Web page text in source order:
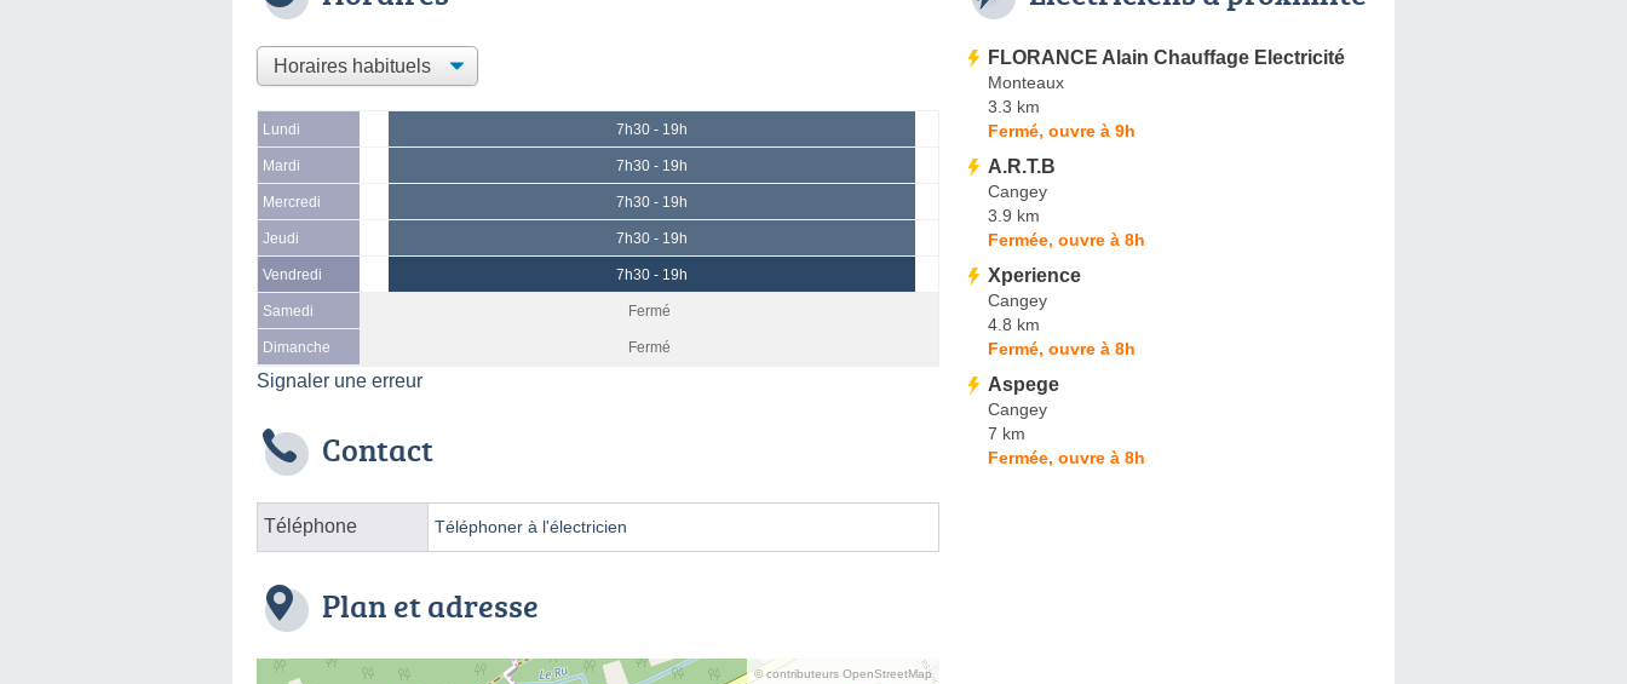
Lundi 7h30 - 19h
Mardi 7h30 - 19h
Mercredi 7h30 - 19h
Jeudi 7h30 - 19h
Vendredi 7h30 - 19h
Samedi Fermé
Dimanche Fermé
Signaler une erreur
Contact
Téléphone Téléphoner à l'électricien
Plan et adresse
© contributeurs OpenStreetMap
FLORANCE Alain Chauffage Electricité
Monteaux
3.3 km
Fermé, ouvre à 9h
A.R.T.B
Cangey
3.9 km
Fermée, ouvre à 8h
Xperience
Cangey
4.8 km
Fermé, ouvre à 8h
Aspege
Cangey
7 km
Fermée, ouvre à 8h